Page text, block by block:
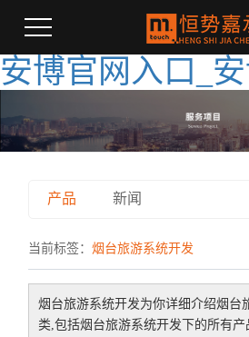
安博官网入口_
产品 新闻
当前标签： 烟台旅游系统开发
烟台旅游系统开发为你详细介绍烟台
类,包括烟台旅游系统开发下的所有产